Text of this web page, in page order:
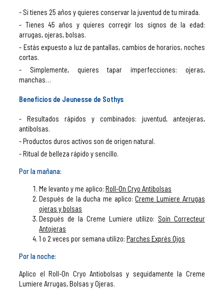
Si tienes 25 años y quieres conservar la juventud de tu mirada.
Tienes 45 años y quieres corregir los signos de la edad:
arrugas, ojeras, bolsas.
Estás expuesto a luz de pantallas, cambios de horarios, noches
cortas.
Simplemente, quieres tapar imperfecciones: ojeras,
manchas…
Beneficios de Jeunesse de Sothys
Resultados rápidos y combinados: juventud, anteojeras,
antibolsas.
Productos duros activos son de origen natural.
Ritual de belleza rápido y sencillo.
Por la mañana:
Me levanto y me aplico:Roll-On Cryo Antibolsas
Después de la ducha me aplico:Creme Lumiere Arrugas
ojeras y bolsas
Después de la Creme Lumiere utilizo: Soin Correcteur
Antojeras
1 o 2 veces por semana utilizo:Parches Exprés Ojos
Por la noche:
Aplico el Roll-On Cryo Antiobolsas y seguidamente la Creme
Lumiere Arrugas, Bolsas y Ojeras.